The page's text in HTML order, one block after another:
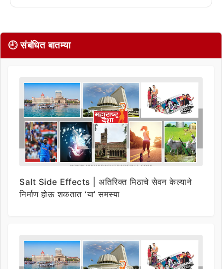
🕘 संबंधित बातम्या
Salt Side Effects | अतिरिक्त मिठाचे सेवन केल्याने
निर्माण होऊ शकतात ‘या’ समस्या